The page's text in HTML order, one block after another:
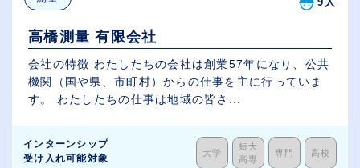
高橋測量 有限会社
会社の特徴 わたしたちの会社は創業57年になり、公共
機関（国や県、市町村）からの仕事を主に行っていま
す。 わたしたちの仕事は地域の皆さ...
インターンシップ
受け入れ可能対象
大学
短大
高専
専門 高校